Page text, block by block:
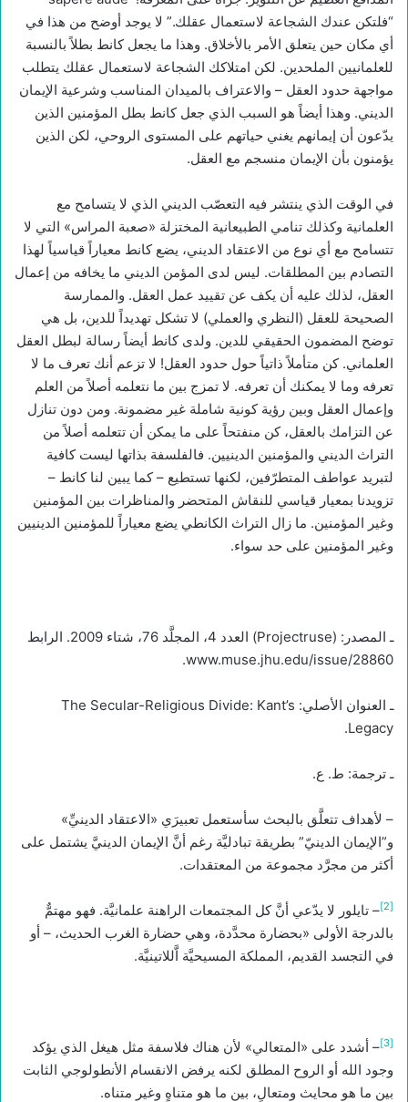
“فلتكن عندك الشجاعة لاستعمال عقلك.” لا يوجد أوضح من هذا في
أي مكان حين يتعلق الأمر بالأخلاق. وهذا ما يجعل كانط بطلاً بالنسبة
للعلمانيين الملحدين. لكن امتلاكك الشجاعة لاستعمال عقلك يتطلب
مواجهة حدود العقل – والاعتراف بالميدان المناسب وشرعية الإيمان
الديني. وهذا أيضاً هو السبب الذي جعل كانط بطل المؤمنين الذين
يدّعون أن إيمانهم يغني حياتهم على المستوى الروحي، لكن الذين
يؤمنون بأن الإيمان منسجم مع العقل.
في الوقت الذي ينتشر فيه التعصّب الديني الذي لا يتسامح مع
العلمانية وكذلك تنامي الطبيعانية المختزلة «صعبة المراس» التي لا
تتسامح مع أي نوع من الاعتقاد الديني، يضع كانط معياراً قياسياً لهذا
التصادم بين المطلقات. ليس لدى المؤمن الديني ما يخافه من إعمال
العقل، لذلك عليه أن يكف عن تقييد عمل العقل. والممارسة
الصحيحة للعقل (النظري والعملي) لا تشكل تهديداً للدين، بل هي
توضح المضمون الحقيقي للدين. ولدى كانط أيضاً رسالة لبطل العقل
العلماني. كن متأملاً ذاتياً حول حدود العقل! لا تزعم أنك تعرف ما لا
تعرفه وما لا يمكنك أن تعرفه. لا تمزج بين ما نتعلمه أصلاً من العلم
وإعمال العقل وبين رؤية كونية شاملة غير مضمونة. ومن دون تنازل
عن التزامك بالعقل، كن منفتحاً على ما يمكن أن تتعلمه أصلاً من
التراث الديني والمؤمنين الدينيين. فالفلسفة بذاتها ليست كافية
لتبريد عواطف المتطرّفين، لكنها تستطيع – كما يبين لنا كانط –
تزويدنا بمعيار قياسي للنقاش المتحضر والمناظرات بين المؤمنين
وغير المؤمنين. ما زال التراث الكانطي يضع معياراً للمؤمنين الدينيين
وغير المؤمنين على حد سواء.
ـ المصدر: (Projectruse) العدد 4، المجلَّد 76، شتاء 2009. الرابط
www.muse.jhu.edu/issue/28860.
ـ العنوان الأصلي: The Secular-Religious Divide: Kant’s
Legacy.
ـ ترجمة: ط. ع.
– لأهداف تتعلَّق بالبحث سأستعمل تعبيرَي «الاعتقاد الدينيِّ»
و”الإيمان الدينيّ” بطريقة تبادليَّة رغم أنَّ الإيمان الدينيَّ يشتمل على
أكثر من مجرَّد مجموعة من المعتقدات.
[2]
– تايلور لا يدّعي أنَّ كل المجتمعات الراهنة علمانيَّة. فهو مهتمٌّ
بالدرجة الأولى «بحضارة محدَّدة، وهي حضارة الغرب الحديث، – أو
في التجسد القديم، المملكة المسيحيَّة اَّللاتينيَّة.
[3]
– أشدد على «المتعالي» لأن هناك فلاسفة مثل هيغل الذي يؤكد
وجود الله أو الروح المطلق لكنه يرفض الانقسام الأنطولوجي الثابت
بين ما هو محايث ومتعالٍ، بين ما هو متناهٍ وغير متناه.